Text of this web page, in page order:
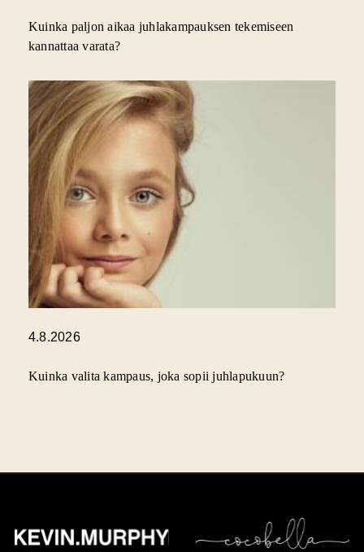
Kuinka paljon aikaa juhlakampauksen tekemiseen
kannattaa varata?
4.8.2026
Kuinka valita kampaus, joka sopii juhlapukuun?